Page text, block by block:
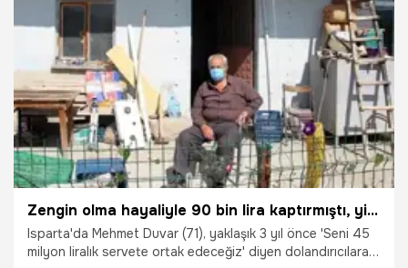
13.11.2021 Dünya
Zengin olma hayaliyle 90 bin lira kaptırmıştı, yine dolandırıldı
Isparta'da Mehmet Duvar (71), yaklaşık 3 yıl önce 'Seni 45
milyon liralık servete ortak edeceğiz' diyen dolandırıcılara